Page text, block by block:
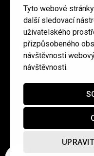
Tyto webové
další sledovací
uživatelského
přizpůsobeného
návštěvnosti
návštěvnosti.
Ochrana osobních údajů
redakce@cinepur.cz